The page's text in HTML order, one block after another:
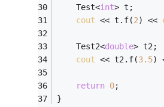
    Test<
int> t;
cout << t.f(2) <<
    Test2<
double> t2;
cout << t2.f(3.5)
return 0;
}